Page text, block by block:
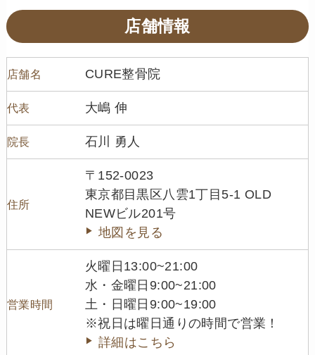
店舗情報
店舗名 CURE整骨院
代表 大嶋 伸
院長 石川 勇人
住所
〒152-0023
東京都目黒区八雲1丁目5-1 OLD
NEWビル201号
地図を見る
営業時間
火曜日13:00~21:00
水・金曜日9:00~21:00
土・日曜日9:00~19:00
※祝日は曜日通りの時間で営業！
詳細はこちら